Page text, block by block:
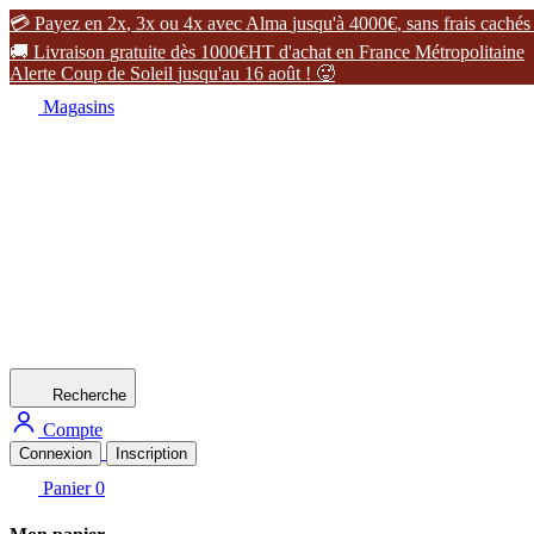
 Payez en 2x, 3x ou 4x avec Alma jusqu'à 4000€, sans frais cachés
 Livraison gratuite dès 1000€HT d'achat en France Métropolitaine
Alerte Coup de Soleil jusqu'au 16 août ! 
Magasins
Recherche
Compte
Connexion Inscription
Panier 0